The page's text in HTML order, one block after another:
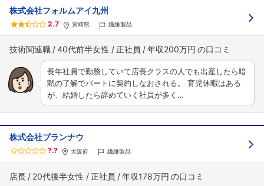
株式会社フォルムアイ九州
2.7 宮崎県 繊維製品
技術関連職 40代前半女性 正社員 年収200万円
長年社員で勤務していて店長クラスの人でも出産したら暗
黙の了解でパートに契約しなおされる。 育児休暇はある
が、結婚したら辞めていく社員が多く…
株式会社プランナウ
?.? 大阪府 繊維製品
店長 20代後半女性 正社員 年収178万円